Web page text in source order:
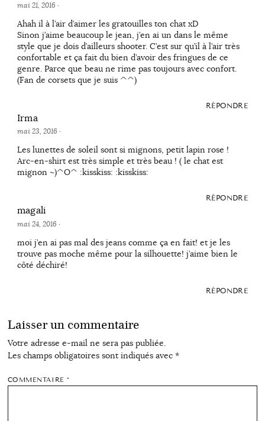
mai 21, 2016 ·
Ahah il à l’air d’aimer les gratouilles ton chat xD
Sinon j’aime beaucoup le jean, j’en ai un dans le même
style que je dois d’ailleurs shooter. C’est sur qu’il à l’air très
confortable et ça fait du bien d’avoir des fringues de ce
genre. Parce que beau ne rime pas toujours avec confort.
(Fan de corsets que je suis ^^)
RÉPONDRE
Irma
mai 23, 2016 ·
Les lunettes de soleil sont si mignons, petit lapin rose !
Arc-en-shirt est très simple et très beau ! ( le chat est
mignon ~)^O^ :kisskiss: :kisskiss:
RÉPONDRE
magali
mai 24, 2016 ·
moi j’en ai pas mal des jeans comme ça en fait! et je les
trouve pas moche même pour la silhouette! j’aime bien le
côté déchiré!
RÉPONDRE
Laisser un commentaire
Votre adresse e-mail ne sera pas publiée.
Les champs obligatoires sont indiqués avec *
COMMENTAIRE*